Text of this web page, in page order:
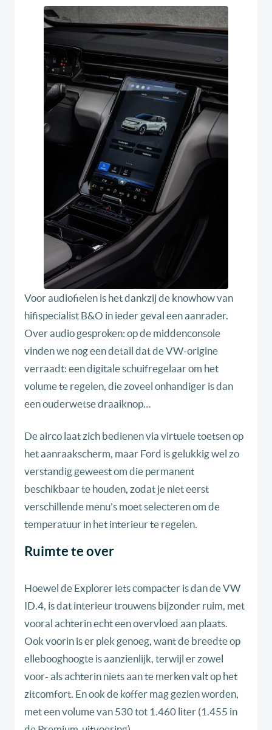
Voor audiofielen is het dankzij de knowhow van
hifispecialist B&O in ieder geval een aanrader.
Over audio gesproken: op de middenconsole
vinden we nog een detail dat de VW-origine
verraadt: een digitale schuifregelaar om het
volume te regelen, die zoveel onhandiger is dan
een ouderwetse draaiknop…
De airco laat zich bedienen via virtuele toetsen op
het aanraakscherm, maar Ford is gelukkig wel zo
verstandig geweest om die permanent
beschikbaar te houden, zodat je niet eerst
verschillende menu’s moet selecteren om de
temperatuur in het interieur te regelen.
Ruimte te over
Hoewel de Explorer iets compacter is dan de VW
ID.4, is dat interieur trouwens bijzonder ruim, met
vooral achterin echt een overvloed aan plaats.
Ook voorin is er plek genoeg, want de breedte op
ellebooghoogte is aanzienlijk, terwijl er zowel
voor- als achterin niets aan te merken valt op het
zitcomfort. En ook de koffer mag gezien worden,
met een volume van 530 tot 1.460 liter (1.455 in